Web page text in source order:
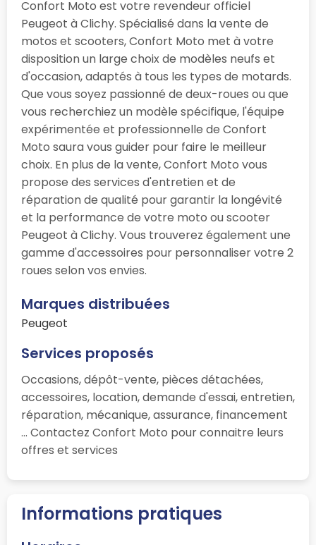
Confort Moto est votre revendeur officiel
Peugeot à Clichy. Spécialisé dans la vente de
motos et scooters, Confort Moto met à votre
disposition un large choix de modèles neufs et
d'occasion, adaptés à tous les types de motards.
Que vous soyez passionné de deux-roues ou que
vous recherchiez un modèle spécifique, l'équipe
expérimentée et professionnelle de Confort
Moto saura vous guider pour faire le meilleur
choix. En plus de la vente, Confort Moto vous
propose des services d'entretien et de
réparation de qualité pour garantir la longévité
et la performance de votre moto ou scooter
Peugeot à Clichy. Vous trouverez également une
gamme d'accessoires pour personnaliser votre 2
roues selon vos envies.
Marques distribuées
Peugeot
Services proposés
Occasions, dépôt-vente, pièces détachées,
accessoires, location, demande d'essai, entretien,
réparation, mécanique, assurance, financement
... Contactez Confort Moto pour connaitre leurs
offres et services
Informations pratiques